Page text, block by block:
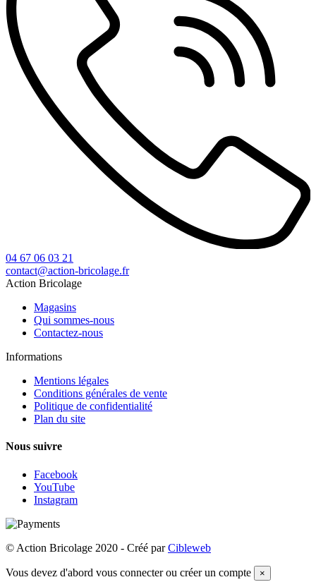
04 67 06 03 21
contact@action-bricolage.fr
Action Bricolage
Magasins
Qui sommes-nous
Contactez-nous
Informations
Mentions légales
Conditions générales de vente
Politique de confidentialité
Plan du site
Nous suivre
Facebook
YouTube
Instagram
© Action Bricolage 2020 - Créé parCibleweb
Vous devez d'abord vous connecter ou créer un compte ×